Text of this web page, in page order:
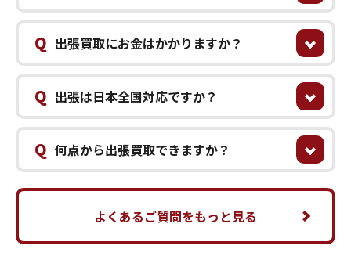
Q 出張買取にお金はかかりますか？
Q 出張は日本全国対応ですか？
Q 何点から出張買取できますか？
よくあるご質問をもっと見る